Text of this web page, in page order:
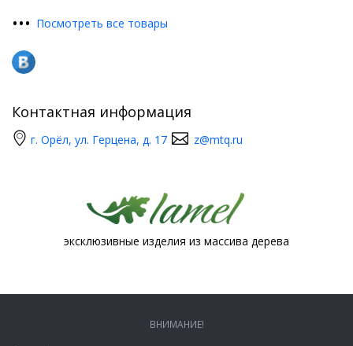
••• Посмотреть все товары
Контактная информация
г. Орёл, ул. Герцена, д. 17 z@mtq.ru
эксклюзивные изделия из массива дерева
ВНИМАНИЕ!